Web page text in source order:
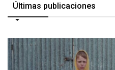
Últimas publicaciones